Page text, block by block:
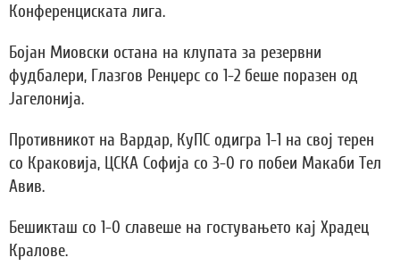
Конференциската лига.
Бојан Миовски остана на клупата за резервни
фудбалери, Глазгов Ренџерс со 1-2 беше поразен од
Јагелонија.
Противникот на Вардар, КуПС одигра 1-1 на свој терен
со Краковија, ЦСКА Софија со 3-0 го побеи Макаби Тел
Авив.
Бешикташ со 1-0 славеше на гостувањето кај Храдец
Кралове.